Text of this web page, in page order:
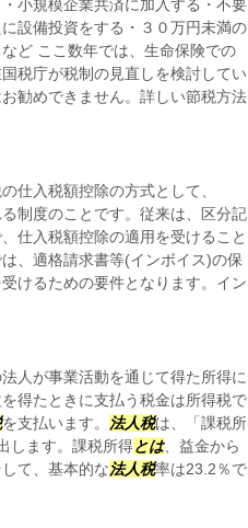
小規模企業共済に加入する・不要
設備投資をする・３０万円未満の
ど ここ数年では、生命保険での
税庁が税制の見直しを検討してい
勧めできません。詳しい節税方法
仕入税額控除の方式として、
制度のことです。従来は、区分記
仕入税額控除の適用を受けること
、適格請求書等(インボイス)の保
けるための要件となります。イン
人が事業活動を通じて得た所得に
得たときに支払う税金は所得税で
を支払います。 法人税は、「課税所
します。課税所得とは、益金から
て、基本的な法人税率は23.2％で